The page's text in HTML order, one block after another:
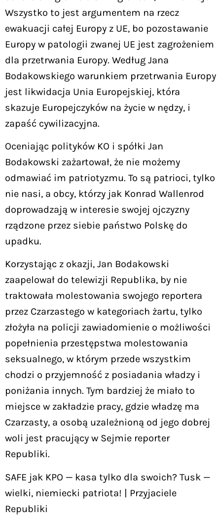
Wszystko to jest argumentem na rzecz
ewakuacji całej Europy z UE, bo pozostawanie
Europy w patologii zwanej UE jest zagrożeniem
dla przetrwania Europy. Według Jana
Bodakowskiego warunkiem przetrwania Europy
jest likwidacja Unia Europejskiej, która
skazuje Europejczyków na życie w nędzy, i
zapaść cywilizacyjna.
Oceniając polityków KO i spółki Jan
Bodakowski zażartował, że nie możemy
odmawiać im patriotyzmu. To są patrioci, tylko
nie nasi, a obcy, którzy jak Konrad Wallenrod
doprowadzają w interesie swojej ojczyzny
rządzone przez siebie państwo Polskę do
upadku.
Korzystając z okazji, Jan Bodakowski
zaapelował do telewizji Republika, by nie
traktowała molestowania swojego reportera
przez Czarzastego w kategoriach żartu, tylko
złożyła na policji zawiadomienie o możliwości
popełnienia przestępstwa molestowania
seksualnego, w którym przede wszystkim
chodzi o przyjemność z posiadania władzy i
poniżania innych. Tym bardziej że miało to
miejsce w zakładzie pracy, gdzie władzę ma
Czarzasty, a osobą uzależnioną od jego dobrej
woli jest pracujący w Sejmie reporter
Republiki.
SAFE jak KPO — kasa tylko dla swoich? Tusk —
wielki, niemiecki patriota! | Przyjaciele
Republiki